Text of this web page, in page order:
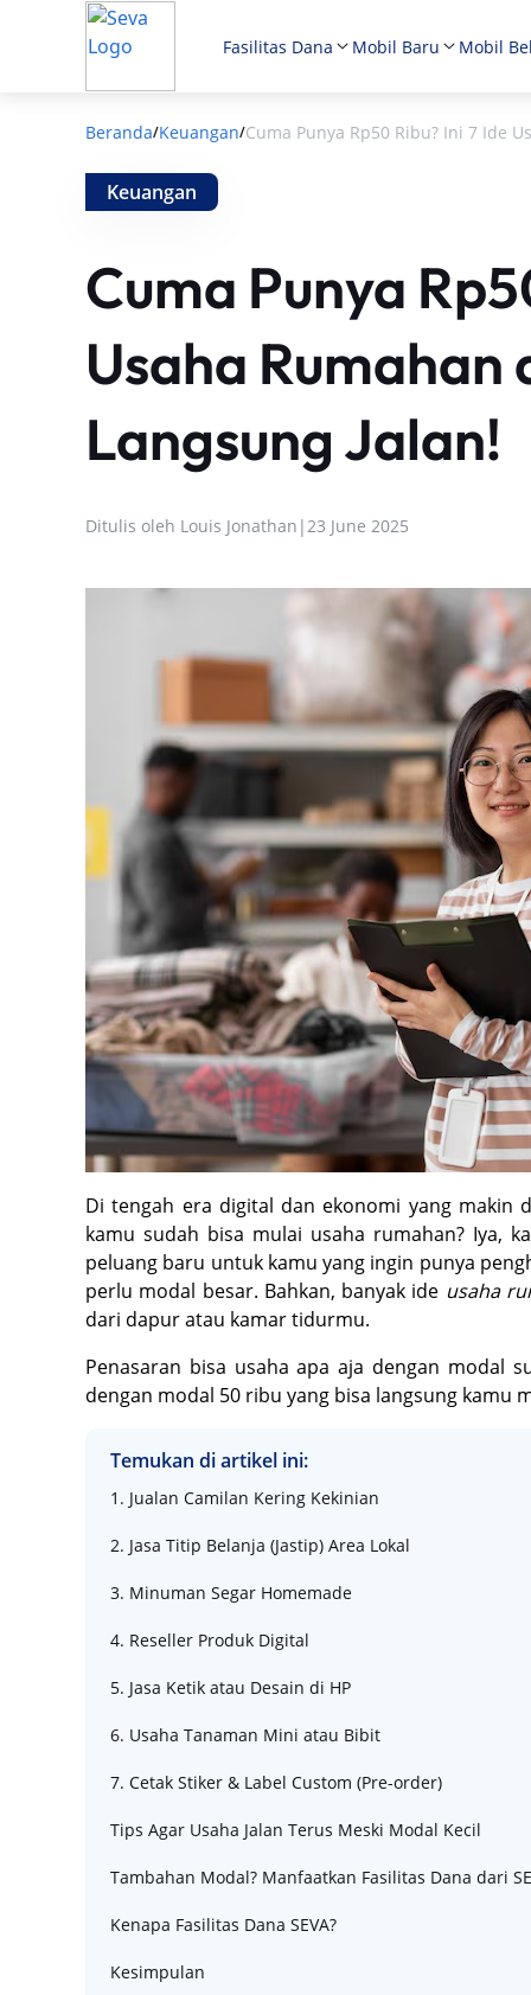
Fasilitas Dana Mobil Baru Mobil
Beranda/Keuangan/Cuma Punya Rp50 Ribu? Ini 7 Ide
Keuangan
Cuma Punya
Usaha Rumahan
Langsung Jalan!
Ditulis oleh Louis Jonathan |23 June 2025
Di tengah era digital dan ekonomi yang makin
kamu sudah bisa mulai usaha rumahan? Iya,
peluang baru untuk kamu yang ingin punya
perlu modal besar. Bahkan, banyak ide usaha
dari dapur atau kamar tidurmu.
Penasaran bisa usaha apa aja dengan modal
dengan modal 50 ribu yang bisa langsung kamu
Temukan di artikel ini:
1. Jualan Camilan Kering Kekinian
2. Jasa Titip Belanja (Jastip) Area Lokal
3. Minuman Segar Homemade
4. Reseller Produk Digital
5. Jasa Ketik atau Desain di HP
6. Usaha Tanaman Mini atau Bibit
7. Cetak Stiker & Label Custom (Pre-order)
Tips Agar Usaha Jalan Terus Meski Modal Kecil
Tambahan Modal? Manfaatkan Fasilitas Dana dari
Kenapa Fasilitas Dana SEVA?
Kesimpulan